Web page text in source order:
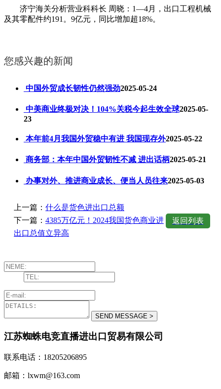
济宁海关分析营业科科长 周晓：1—4月，出口工程机械
及其零配件约191。9亿元，同比增加超18%。
您感兴趣的新闻
中国外贸成长韧性仍然强劲2025-05-24
中美商业终极对决！104%关税今起生效全球2025-05-
23
本年前4月我国外贸稳中有进 我国现存外2025-05-22
商务部：本年中国外贸韧性不减 进出话柄2025-05-21
办事对外、推进商业成长、便当人员往来2025-05-03
上一篇： 什么是货色进出口总额
下一篇： 4385万亿元！2024我国货色商业进
出口总值立异高
返回列表
江苏蜘蛛电竞直播进出口贸易有限公司
联系电话：18205206895
邮箱：lxwm@163.com